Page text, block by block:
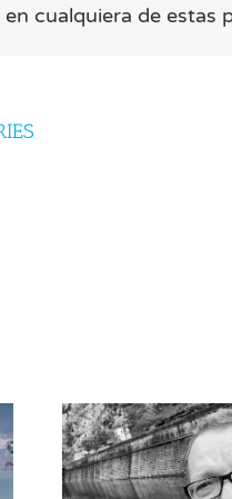
cualquiera de estas
Rocío